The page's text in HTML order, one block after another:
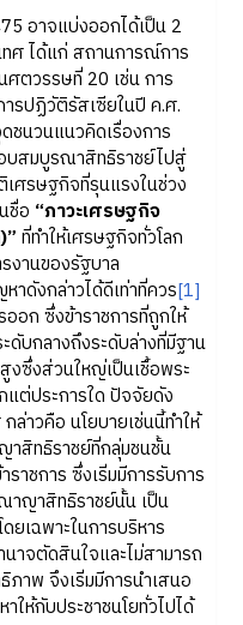
อาจแบ่งออกได้เป็น 2
ศ ได้แก่ สถานการณ์การ
ศตวรรษที่ 20 เช่น การ
รปฏิวัติรัสเซียในปี ค.ศ.
ชนวนแนวคิดเรื่องการ
บสมบูรณาสิทธิราชย์ไปสู่
ศรษฐกิจที่รุนแรงในช่วง
ชื่อ “ภาวะเศรษฐกิจ
ที่ทำให้เศรษฐกิจทั่วโลก
งานของรัฐบาล
ดังกล่าวได้ดีเท่าที่ควร[1]
ออก ซึ่งข้าราชการที่ถูกให้
บกลางถึงระดับล่างที่มีฐาน
งซึ่งส่วนใหญ่เป็นเชื้อพระ
แต่ประการใด ปัจจัยดัง
ล่าวคือ นโยบายเช่นนี้ทำให้
าสิทธิราชย์ที่กลุ่มชนชั้น
าชการ ซึ่งเริ่มมีการรับการ
าญาสิทธิราชย์นั้น เป็น
ยเฉพาะในการบริหาร
นาจตัดสินใจและไม่สามารถ
ภาพ จึงเริ่มมีการนำเสนอ
ให้กับประชาชนโยทั่วไปได้